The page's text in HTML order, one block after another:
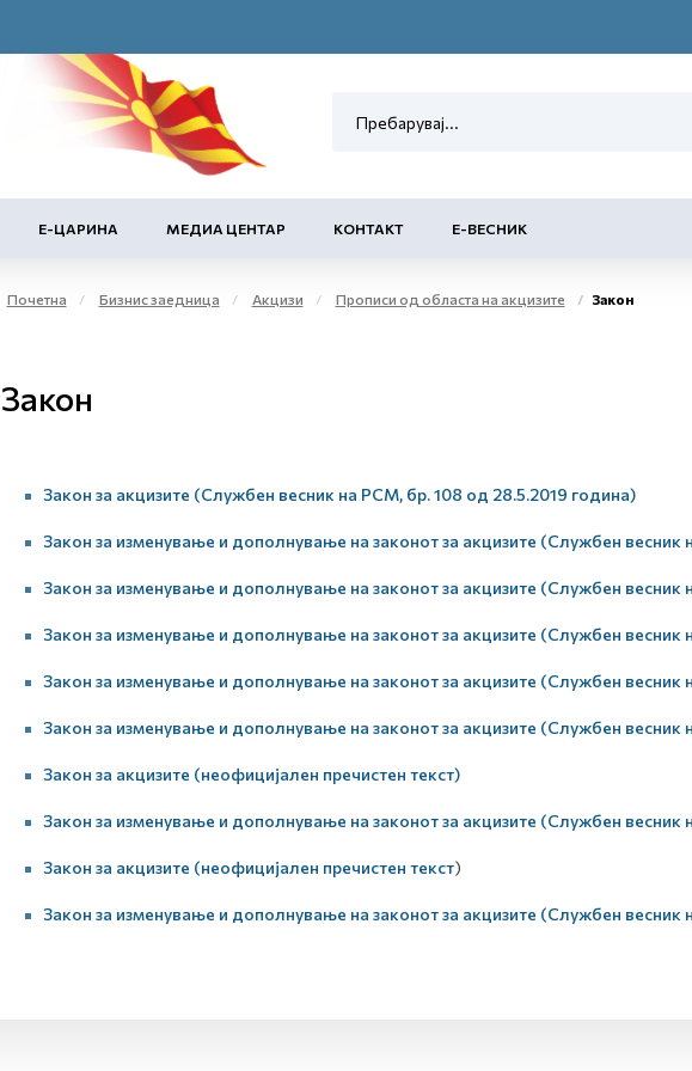
Е-ЦАРИНА МЕДИА ЦЕНТАР КОНТАКТ Е-ВЕСНИК
Почетна Бизнис заедница Акцизи Прописи од областа на акцизите Закон
Закон
Закон за акцизите (Службен весник на РСМ, бр. 108 од 28.5.2019 година)
Закон за изменување и дополнување на законот за акцизите (Службен весник
Закон за изменување и дополнување на законот за акцизите (Службен весник
Закон за изменување и дополнување на законот за акцизите (Службен весник
Закон за изменување и дополнување на законот за акцизите (Службен весник
Закон за изменување и дополнување на законот за акцизите (Службен
Закон за акцизите (неофицијален пречистен текст)
Закон за изменување и дополнување на законот за акцизите (Службен
Закон за акцизите (неофицијален пречистен текст)
Закон за изменување и дополнување на законот за акцизите (Службен